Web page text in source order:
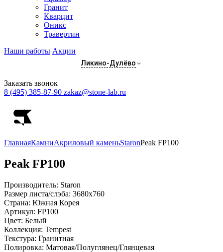
Гранит
Кварцит
Оникс
Травертин
Наши работы Акции
Ликино-Дулёво
Заказать звонок
8 (495) 385-87-90 zakaz@stone-lab.ru
ГлавнаяКамниАкриловый каменьStaronPeak FP100
Peak FP100
Производитель: Staron
Размер листа/слэба: 3680х760
Страна: Южная Корея
Артикул: FP100
Цвет: Белый
Коллекция: Tempest
Текстура: Гранитная
Полировка: Матовая/Полуглянец/Глянцевая